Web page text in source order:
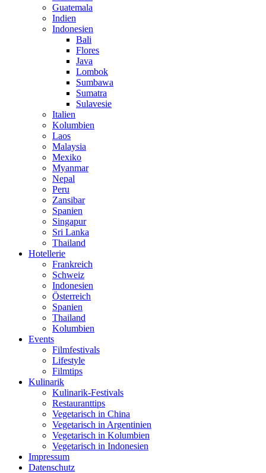
Guatemala
Indien
Indonesien
Bali
Flores
Java
Lombok
Sumbawa
Sumatra
Sulavesie
Italien
Kolumbien
Laos
Malaysia
Mexiko
Myanmar
Nepal
Peru
Zansibar
Spanien
Singapur
Sri Lanka
Thailand
Hotellerie
Frankreich
Schweiz
Indonesien
Österreich
Spanien
Thailand
Kolumbien
Events
Filmfestivals
Lifestyle
Filmtips
Kulinarik
Kulinarik-Festivals
Restauranttips
Vegetarisch in China
Vegetarisch in Argentinien
Vegetarisch in Kolumbien
Vegetarisch in Indonesien
Impressum
Datenschutz